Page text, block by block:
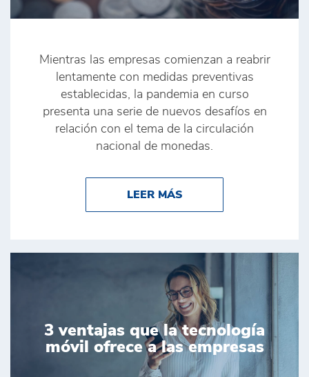
Mientras las empresas comienzan a reabrir
lentamente con medidas preventivas
establecidas, la pandemia en curso
presenta una serie de nuevos desafíos en
relación con el tema de la circulación
nacional de monedas.
LEER MÁSABOUT COVID-19 Y
3 ventajas que la tecnología
móvil ofrece a las empresas